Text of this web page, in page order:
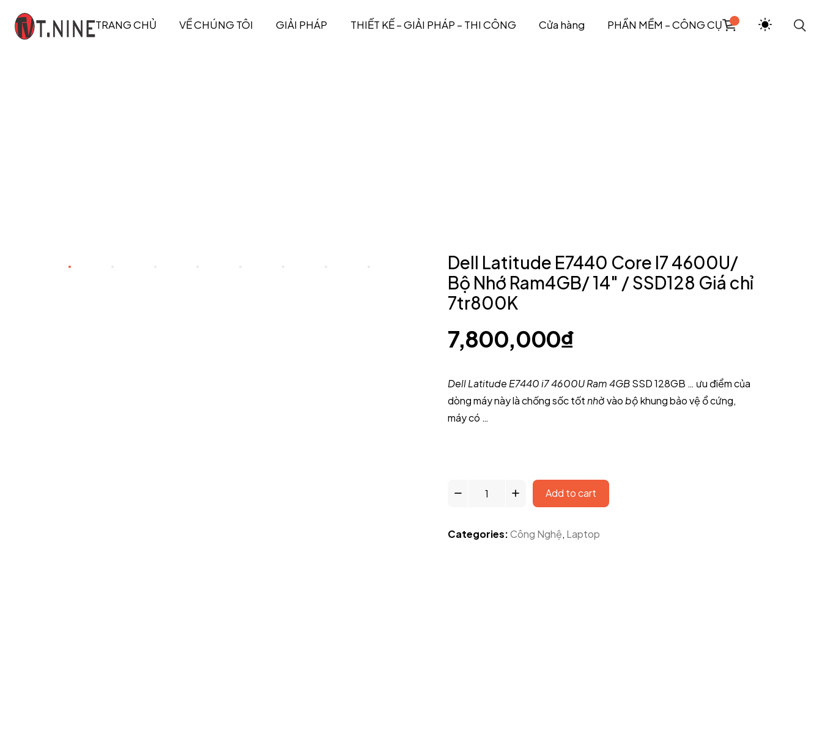
TRANG CHỦ VỀ CHÚNG TÔI GIẢI PHÁP THIẾT KẾ – GIẢI PHÁP – THI CÔNG Cửa hàng PHẦN MỀM – CÔNG CỤ
Dell Latitude E7440 Core I7 4600U/
Bộ Nhớ Ram4GB/ 14" / SSD128 Giá chỉ
7tr800K
7,800,000₫
Dell Latitude E7440 i7 4600U Ram 4GBSSD 128GB … ưu điểm của
dòng máy này là chống sốc tốtnhờvàobộkhung bảo vệ ổ cứng,
máy có …
Add to cart
Categories:Công Nghệ, Laptop